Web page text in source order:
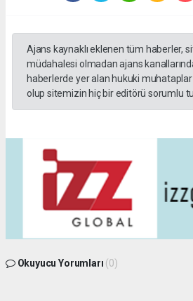
Ajans kaynaklı eklenen tüm haberler,
müdahalesi olmadan ajans
haberlerde yer alan hukuki
olup sitemizin hiç bir editörü sorumlu
Okuyucu Yorumları (0)